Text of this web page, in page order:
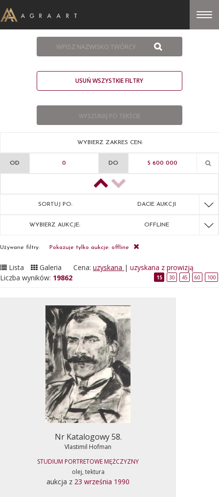
USUŃ WSZYSTKIE FILTRY
WYBIERZ ZAKRES CEN:
OD DO
SORTUJ PO: DACIE AUKCJI
WYBIERZ AUKCJE: OFFLINE
Używane filtry: Pokazuje tylko aukcje: offline
Lista Galeria Cena: uzyskana | uzyskana z prowizją
Liczba wyników: 19862 15 30 45 60 100
Nr Katalogowy 58.
Vlastimil Hofman
STUDIUM PORTRETOWE MĘŻCZYZNY
olej, tektura
aukcja z 23 września 1990